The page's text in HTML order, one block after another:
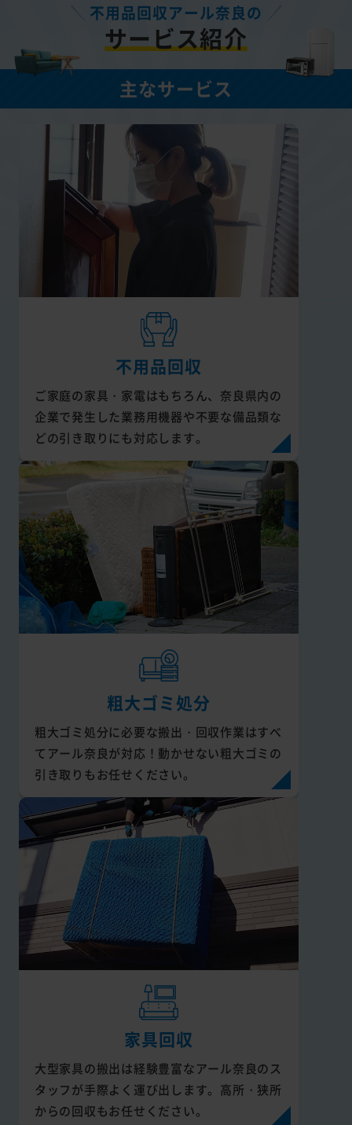
不用品回収アール奈良の
サービス紹介
主なサービス
不用品回収
ご家庭の家具・家電はもちろん、奈良県内の
企業で発生した業務用機器や不要な備品類な
どの引き取りにも対応します。
粗大ゴミ処分
粗大ゴミ処分に必要な搬出・回収作業はすべ
てアール奈良が対応！動かせない粗大ゴミの
引き取りもお任せください。
家具回収
大型家具の搬出は経験豊富なアール奈良のス
タッフが手際よく運び出します。高所・狭所
からの回収もお任せください。